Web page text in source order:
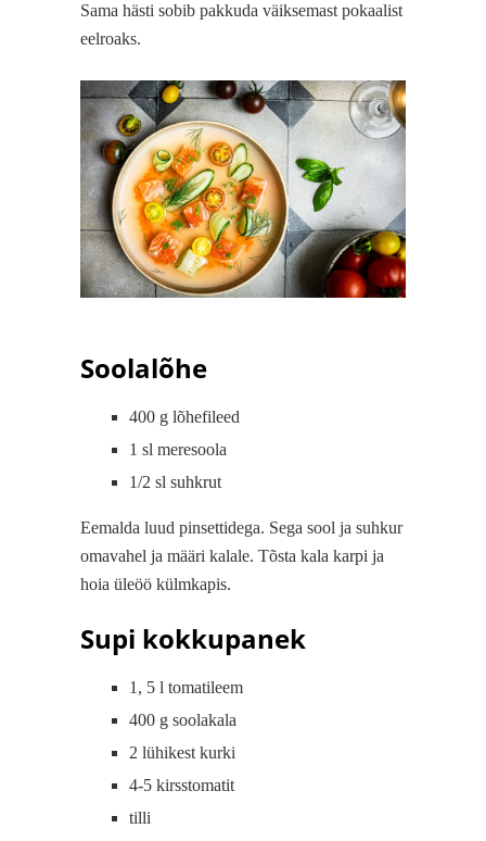
Sama hästi sobib pakkuda väiksemast pokaalist
eelroaks.
Soolalõhe
400 g lõhefileed
1 sl meresoola
1/2 sl suhkrut
Eemalda luud pinsettidega. Sega sool ja suhkur
omavahel ja määri kalale. Tõsta kala karpi ja
hoia üleöö külmkapis.
Supi kokkupanek
1, 5 l tomatileem
400 g soolakala
2 lühikest kurki
4-5 kirsstomatit
tilli